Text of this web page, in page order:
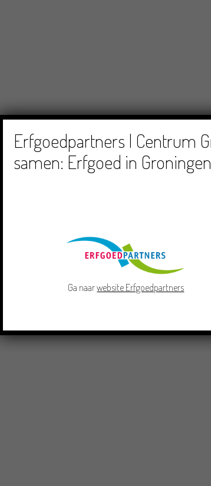
Erfgoedpartners | Centrum
samen: Erfgoed in Groningen
Ga naarwebsite Erfgoedpartners